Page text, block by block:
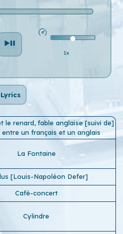
1x
Lyrics
le renard, fable anglaise [suivi de]
un français et un anglais
La Fontaine
[Louis-Napoléon Defer]
Café-concert
Cylindre